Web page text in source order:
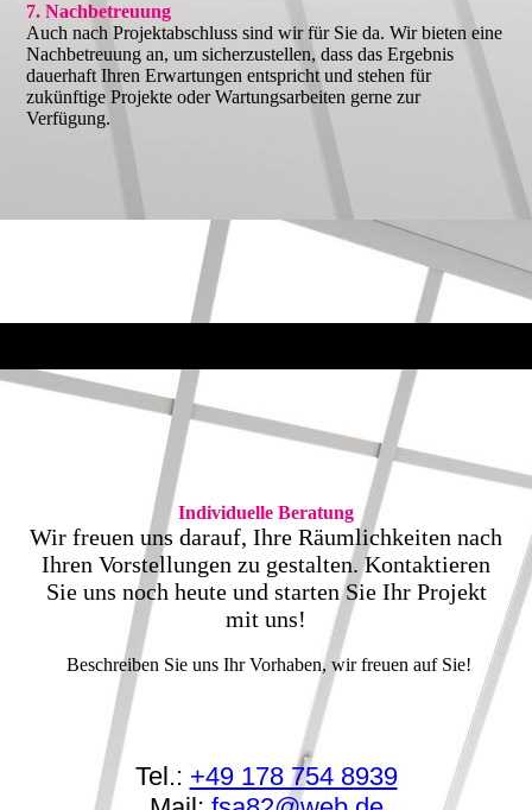
7. Nachbetreuung
Auch nach Projektabschluss sind wir für Sie da. Wir bieten eine
Nachbetreuung an, um sicherzustellen, dass das Ergebnis
dauerhaft Ihren Erwartungen entspricht und stehen für
zukünftige Projekte oder Wartungsarbeiten gerne zur
Verfügung.
Individuelle Beratung
Wir freuen uns darauf, Ihre Räumlichkeiten nach
Ihren Vorstellungen zu gestalten. Kontaktieren
Sie uns noch heute und starten Sie Ihr Projekt
mit uns!
Beschreiben Sie uns Ihr Vorhaben, wir freuen auf Sie!
Tel.: +49 178 754 8939